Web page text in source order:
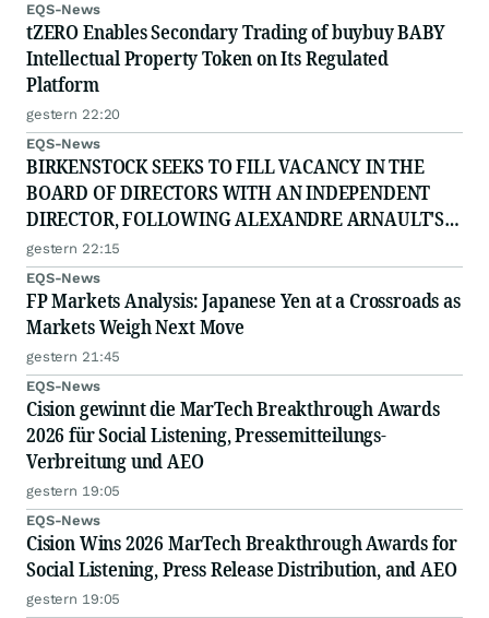
EQS-News
tZERO Enables Secondary Trading of buybuy BABY
Intellectual Property Token on Its Regulated
Platform
gestern 22:20
EQS-News
BIRKENSTOCK SEEKS TO FILL VACANCY IN THE
BOARD OF DIRECTORS WITH AN INDEPENDENT
DIRECTOR, FOLLOWING ALEXANDRE ARNAULT'S
RESIGNATION DUE TO PROFESSIONAL
COMMITTMENTS
gestern 22:15
EQS-News
FP Markets Analysis: Japanese Yen at a Crossroads as
Markets Weigh Next Move
gestern 21:45
EQS-News
Cision gewinnt die MarTech Breakthrough Awards
2026 für Social Listening, Pressemitteilungs-
Verbreitung und AEO
gestern 19:05
EQS-News
Cision Wins 2026 MarTech Breakthrough Awards for
Social Listening, Press Release Distribution, and AEO
gestern 19:05